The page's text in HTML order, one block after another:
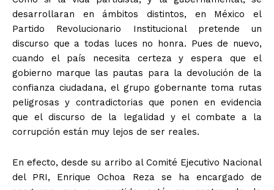
desarrollaran en ámbitos distintos, en México el
Partido Revolucionario Institucional pretende un
discurso que a todas luces no honra. Pues de nuevo,
cuando el país necesita certeza y espera que el
gobierno marque las pautas para la devolución de la
confianza ciudadana, el grupo gobernante toma rutas
peligrosas y contradictorias que ponen en evidencia
que el discurso de la legalidad y el combate a la
corrupción están muy lejos de ser reales.
En efecto, desde su arribo al Comité Ejecutivo Nacional
del PRI, Enrique Ochoa Reza se ha encargado de